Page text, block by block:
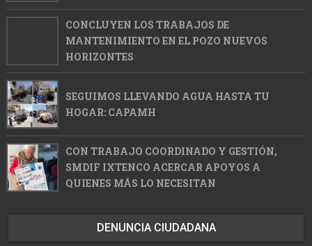
CONCLUYEN LOS TRABAJOS DE
MANTENIMIENTO EN EL POZO NUEVOS
HORIZONTES
SEGUIMOS LLEVANDO AGUA HASTA TU
HOGAR: CAPAMH
CON TRABAJO COORDINADO Y GESTIÓN,
SMDIF IXTENCO ACERCAR APOYOS A
QUIENES MÁS LO NECESITAN
DENUNCIA CIUDADANA